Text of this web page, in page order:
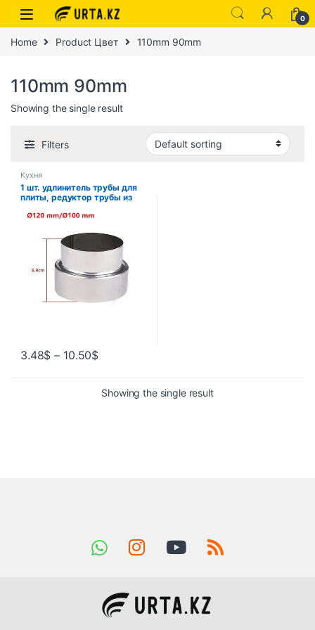
0
Home Product Цвет 110mm 90mm
110mm 90mm
Showing the single result
Filters
Кухня
1 шт. удлинитель трубы для
плиты, редуктор трубы из
редуктор трубы для
60/70/80/90/100/110/120 мм
3.48$ – 10.50$
Showing the single result